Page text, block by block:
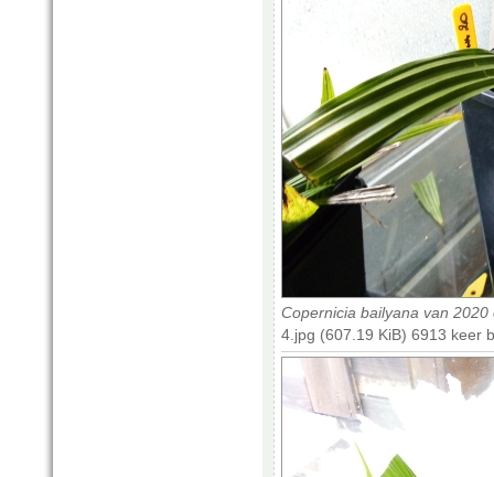
Copernicia bailyana van 2020
4.jpg (607.19 KiB) 6913 keer